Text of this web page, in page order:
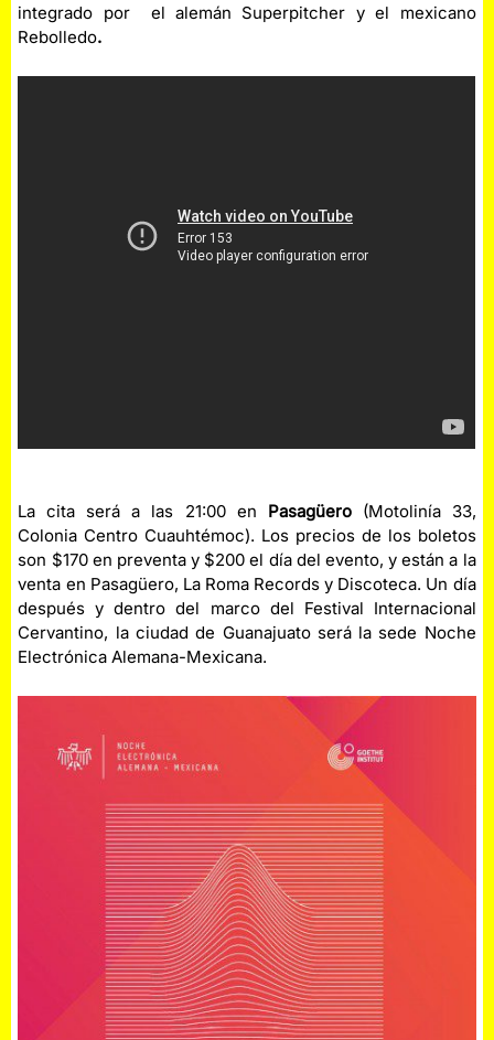
integrado por el alemán Superpitcher y el mexicano
Rebolledo.
La cita será a las 21:00 en Pasagüero(Motolinía 33,
Colonia Centro Cuauhtémoc). Los precios de los boletos
son $170 en preventa y $200 el día del evento, y están a la
venta en Pasagüero, La Roma Records y Discoteca. Un día
después y dentro del marco del Festival Internacional
Cervantino, la ciudad de Guanajuato será la sede Noche
Electrónica Alemana-Mexicana.